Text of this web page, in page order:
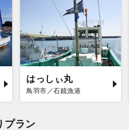
はっしぃ丸
鳥羽市／石鏡漁港
プラン